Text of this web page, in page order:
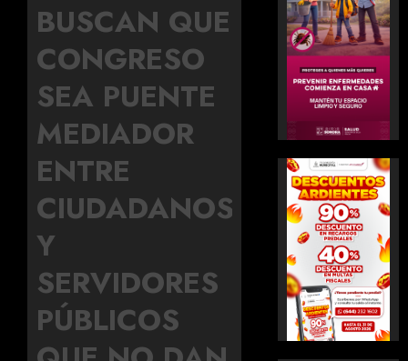
BUSCAN QUE
CONGRESO
SEA PUENTE
MEDIADOR
ENTRE
CIUDADANOS
Y
SERVIDORES
PÚBLICOS